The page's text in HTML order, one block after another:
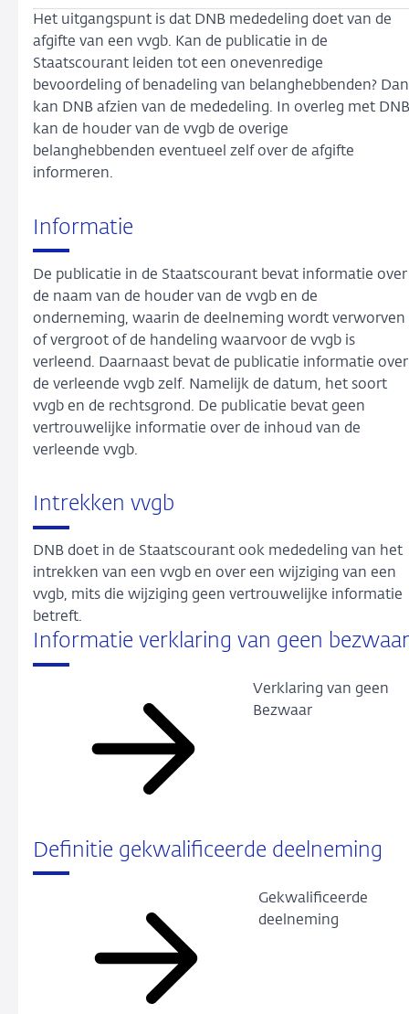
Het uitgangspunt is dat DNB mededeling doet van de
afgifte van een vvgb. Kan de publicatie in de
Staatscourant leiden tot een onevenredige
bevoordeling of benadeling van belanghebbenden? Dan
kan DNB afzien van de mededeling. In overleg met DNB
kan de houder van de vvgb de overige
belanghebbenden eventueel zelf over de afgifte
informeren.
Informatie
De publicatie in de Staatscourant bevat informatie over
de naam van de houder van de vvgb en de
onderneming, waarin de deelneming wordt verworven
of vergroot of de handeling waarvoor de vvgb is
verleend. Daarnaast bevat de publicatie informatie over
de verleende vvgb zelf. Namelijk de datum, het soort
vvgb en de rechtsgrond. De publicatie bevat geen
vertrouwelijke informatie over de inhoud van de
verleende vvgb.
Intrekken vvgb
DNB doet in de Staatscourant ook mededeling van het
intrekken van een vvgb en over een wijziging van een
vvgb, mits die wijziging geen vertrouwelijke informatie
betreft.
Informatie verklaring van geen bezwaar
Verklaring van geen
Bezwaar
Definitie gekwalificeerde deelneming
Gekwalificeerde
deelneming